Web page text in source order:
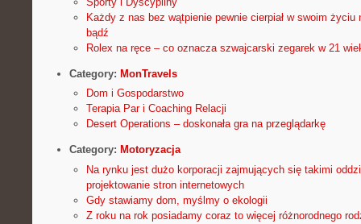
Każdy z nas bez wątpienie pewnie cierpiał w swoim życiu
bądź
Rolex na ręce – co oznacza szwajcarski zegarek w 21
Category: MonTravels
Dom i Gospodarstwo
Terapia Par i Coaching Relacji
Desert Operations – doskonała gra na przeglądarkę
Category: Motoryzacja
Na rynku jest dużo korporacji zajmujących się takimi
projektowanie stron internetowych
Gdy stawiamy dom, myślmy o ekologii
Z roku na rok posiadamy coraz to więcej różnorodnego